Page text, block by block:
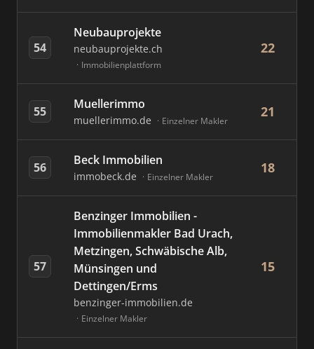
54
Neubauprojekte
neubauprojekte.ch
Immobilienplattform
22
55 Muellerimmo
muellerimmo.de Einzelner Makler
21
56 Beck Immobilien
immobeck.de Einzelner Makler
18
57
Benzinger Immobilien -
Immobilienmakler Bad Urach,
Metzingen, Schwäbische Alb,
Münsingen und
Dettingen/Erms
benzinger-immobilien.de
Einzelner Makler
15